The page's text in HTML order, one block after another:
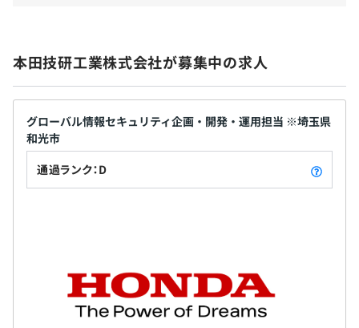
べ150ヵ国以上のお客様に累計 1億5000万台以上の商
品をお届けしています。 ◆航空機および航空機エン
ジン 航空機および航空機エンジンの開発は、1986年
の基礎技術を研究する和光センター設立時からのテ
ーマであり、創業期からの Hondaの夢でもありまし
た。 HondaJetは、その美しくもユニークな機体設
計、革新的な空力・構造技術と高効率エンジンの融
※となり、2021年12月には200機目のデリバリーを
達成しました。 ※General Aviation Manufacturers
Association（GAMA）調べ 【働く環境】 Hondaの福
本田技研工業株式会社が募集中の求人
グローバル情報セキュリティ企画・開発・運用担当 ※埼玉県
和光市
通過ランク：D